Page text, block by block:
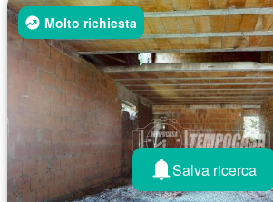
Molto richiesta
Salva ricerca